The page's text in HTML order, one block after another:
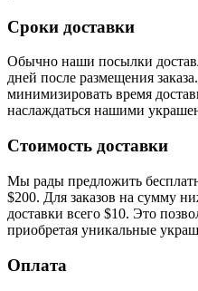
Сроки доставки
Обычно наши посылки
дней после размещения
минимизировать время
наслаждаться нашими
Стоимость доставки
Мы рады предложить
$200. Для заказов на сумму
доставки всего $10. Это
приобретая уникальные
Оплата